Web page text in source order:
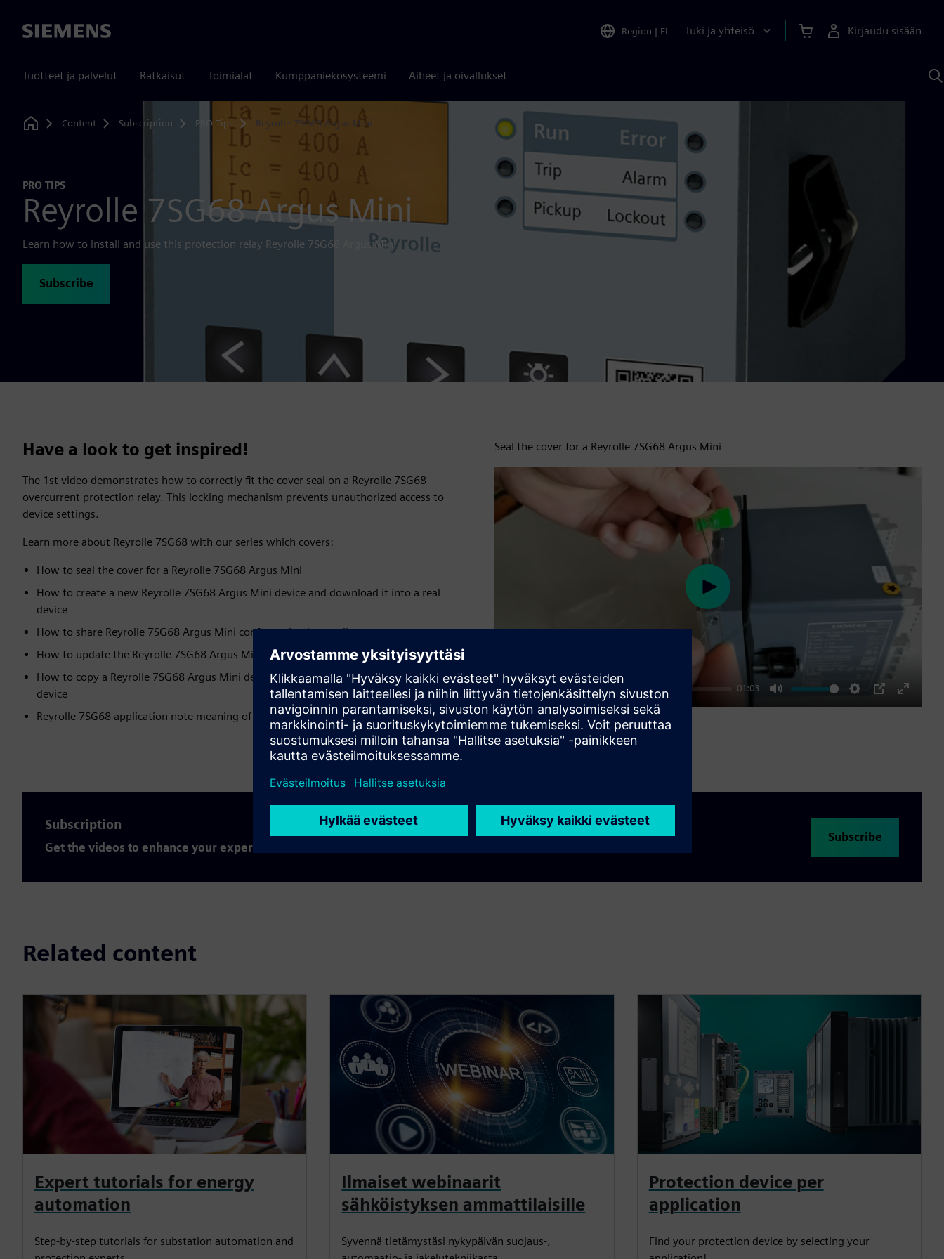
Siemens Region | FI Tuki ja yhteisö Kirjaudu sisään
Tuotteet ja palvelut Ratkaisut Toimialat Kumppaniekosysteemi Aiheet ja oivallukset
Home
Content Subscription PRO Tips Reyrolle 7SG68 Argus Mini
PRO TIPS
Reyrolle 7SG68 Argus Mini
Learn how to install and use this protection relay Reyrolle 7SG68 Argus Mini
Subscribe
Have a look to get inspired!
The 1st video demonstrates how to correctly fit the cover seal on a Reyrolle 7SG68
overcurrent protection relay. This locking mechanism prevents unauthorized access to
device settings.
Learn more about Reyrolle 7SG68 with our series which covers:
How to seal the cover for a Reyrolle 7SG68 Argus Mini
How to create a new Reyrolle 7SG68 Argus Mini device and download it into a real
device
How to share Reyrolle 7SG68 Argus Mini configuration by email
How to update the Reyrolle 7SG68 Argus Mini firmware
How to copy a Reyrolle 7SG68 Argus Mini device and download to another real
device
Reyrolle 7SG68 application note meaning of device colors in the app
Seal the cover for a Reyrolle 7SG68 Argus Mini
Play
01:03
Mute Settings
PIP
Enter
Play
Subscription
Get the videos to enhance your expertise
Subscribe
Related content
Expert tutorials for energy
automation
Step-by-step tutorials for substation automation and
Ilmaiset webinaarit
sähköistyksen ammattilaisille
Syvennä tietämystäsi nykypäivän suojaus-,
Protection device per
application
Find your protection device by selecting your